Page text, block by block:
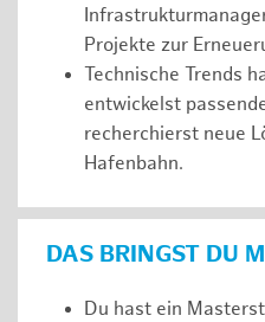
Projekte zur
Technische Trends
entwickelst
recherchierst neue
Hafenbahn.
DAS BRINGST DU
Du hast ein